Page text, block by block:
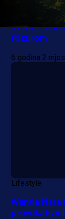
Trener
frizurom
6 godina 2
Lifestyle
Wanda